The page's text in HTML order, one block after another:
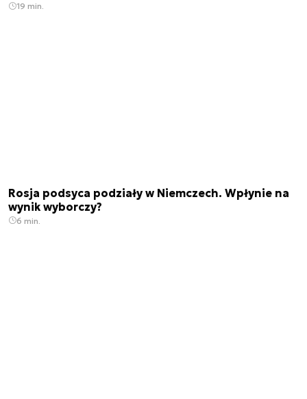
19 min.
Rosja podsyca podziały w Niemczech. Wpłynie na
wynik wyborczy?
6 min.